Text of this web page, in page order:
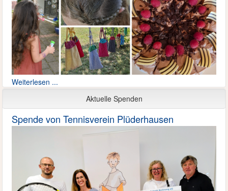
Weiterlesen ...
Aktuelle Spenden
Spende von Tennisverein Plüderhausen